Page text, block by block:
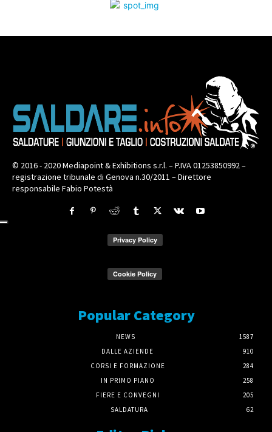
© 2016 - 2020 Mediapoint & Exhibitions s.r.l. – P.IVA 01253850992 –
registrazione tribunale di Genova n.30/2011 – Direttore
responsabile Fabio Potestà
Popular Category
NEWS
1587
DALLE AZIENDE
910
CORSI E FORMAZIONE
284
IN PRIMO PIANO
258
FIERE E CONVEGNI
205
SALDATURA
62